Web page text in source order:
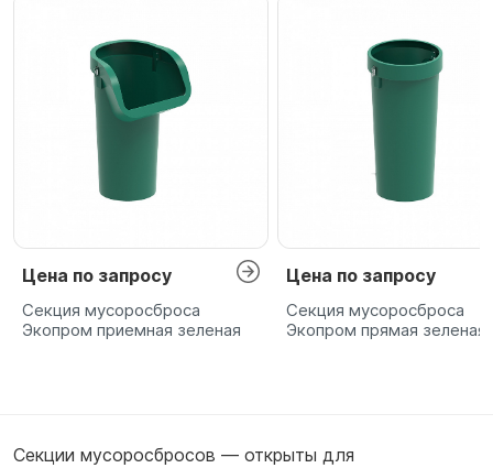
Цена по запросу
Секция мусоросброса
Экопром приемная зеленая
Цена по запросу
Секция мусоросброса
Экопром прямая зеленая
Секции мусоросбросов — открыты для